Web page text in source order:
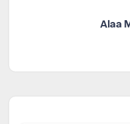
Alaa